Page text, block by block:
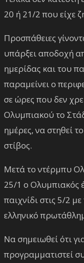
20 ή 21/2 που είχε
Προσπάθειες
υπάρξει αποδοχή
ημερίδας και του
παραμείνει ο
σε ώρες που δεν
Ολυμπιακού το
ημέρες, να στηθεί
στίβος.
Μετά το ντέρμπυ
25/1 ο Ολυμπιακός
παιχνίδι στις 5/2
ελληνικό
Να σημειωθεί ότι
προγραμματιστεί